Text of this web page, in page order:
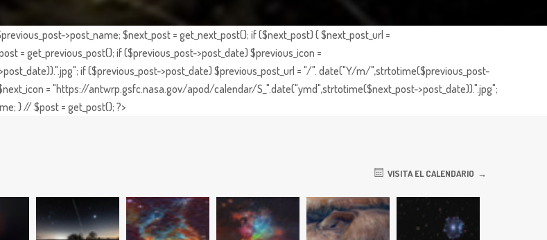
>post_name; $next_post = get_next_post(); if ($next_post) { $next_post_url =
= get_previous_post(); if ($previous_post->post_date) $previous_icon =
if ($previous_post->post_date) $previous_post_url = "/". date("Y/m/",strtotime($previous_post-
= "https://antwrp.gsfc.nasa.gov/apod/calendar/S_".date("ymd",strtotime($next_post->post_date)).".jpg";
} // $post = get_post(); ?>
VISITA EL CALENDARIO